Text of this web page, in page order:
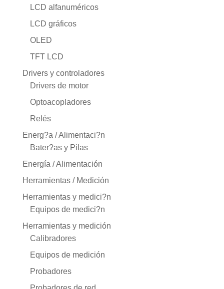
LCD alfanuméricos
LCD gráficos
OLED
TFT LCD
Drivers y controladores
Drivers de motor
Optoacopladores
Relés
Energ?a / Alimentaci?n
Bater?as y Pilas
Energía / Alimentación
Herramientas / Medición
Herramientas y medici?n
Equipos de medici?n
Herramientas y medición
Calibradores
Equipos de medición
Probadores